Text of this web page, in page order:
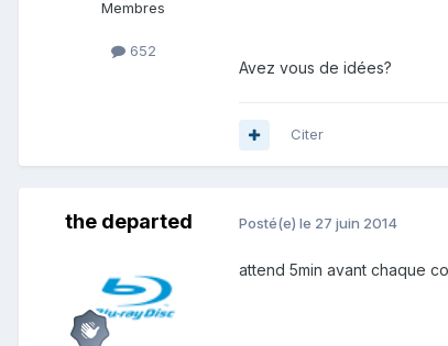
Membres
652
Avez vous de idées?
Citer
the departed Posté(e) le 27 juin 2014
attend 5min avant chaque